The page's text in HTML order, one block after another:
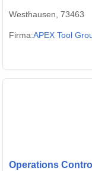
Westhausen, 73463
Firma:APEX Tool
Operations